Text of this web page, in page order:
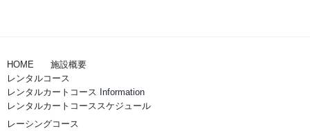
HOME
施設概要
レンタルコース
レンタルカートコース Information
レンタルカートコーススケジュール
レーシングコース